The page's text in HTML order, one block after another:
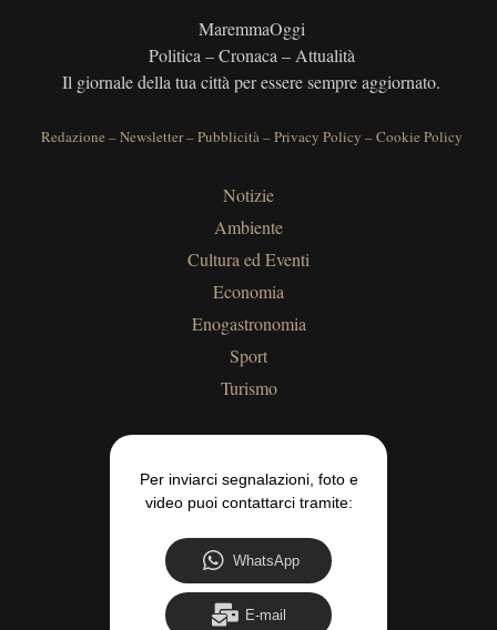
MaremmaOggi
Politica – Cronaca – Attualità
Il giornale della tua città per essere sempre aggiornato.
Redazione –Newsletter–Pubblicità–Privacy Policy –Cookie Policy
Notizie
Ambiente
Cultura ed Eventi
Economia
Enogastronomia
Sport
Turismo
Per inviarci segnalazioni, foto e
video puoi contattarci tramite:
WhatsApp
E-mail